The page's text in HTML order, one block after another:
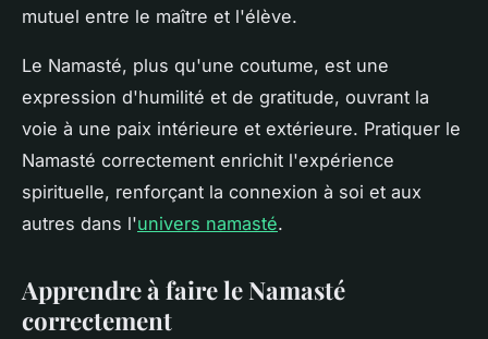
mutuel entre le maître et l'élève.
Le Namasté, plus qu'une coutume, est une
expression d'humilité et de gratitude, ouvrant la
voie à une paix intérieure et extérieure. Pratiquer le
Namasté correctement enrichit l'expérience
spirituelle, renforçant la connexion à soi et aux
autres dans l'univers namasté.
Apprendre à faire le Namasté
correctement